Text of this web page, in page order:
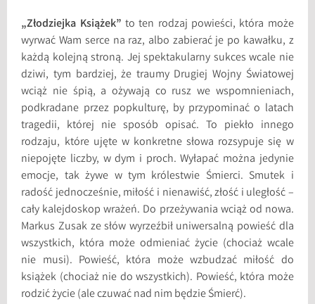
„Złodziejka Książek” to ten rodzaj powieści, która może
wyrwać Wam serce na raz, albo zabierać je po kawałku, z
każdą kolejną stroną. Jej spektakularny sukces wcale nie
dziwi, tym bardziej, że traumy Drugiej Wojny Światowej
wciąż nie śpią, a ożywają co rusz we wspomnieniach,
podkradane przez popkulturę, by przypominać o latach
tragedii, której nie sposób opisać. To piekło innego
rodzaju, które ujęte w konkretne słowa rozsypuje się w
niepojęte liczby, w dym i proch. Wyłapać można jedynie
emocje, tak żywe w tym królestwie Śmierci. Smutek i
radość jednocześnie, miłość i nienawiść, złość i uległość –
cały kalejdoskop wrażeń. Do przeżywania wciąż od nowa.
Markus Zusak ze słów wyrzeźbił uniwersalną powieść dla
wszystkich, która może odmieniać życie (chociaż wcale
nie musi). Powieść, która może wzbudzać miłość do
książek (chociaż nie do wszystkich). Powieść, która może
rodzić życie (ale czuwać nad nim będzie Śmierć).